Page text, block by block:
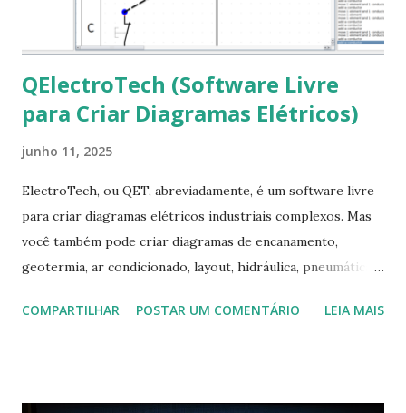
apt-get install --reinstall ttf-mscorefonts-installer
QElectroTech (Software Livre
para Criar Diagramas Elétricos)
junho 11, 2025
ElectroTech, ou QET, abreviadamente, é um software livre
para criar diagramas elétricos industriais complexos. Mas
você também pode criar diagramas de encanamento,
geotermia, ar condicionado, layout, hidráulica, pneumática,
Na última versão 0.100, a coleção contém mais de 8.000
COMPARTILHAR POSTAR UM COMENTÁRIO LEIA MAIS